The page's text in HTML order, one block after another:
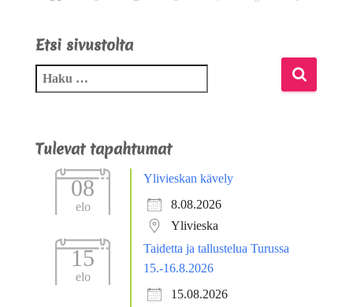
Etsi sivustolta
Tulevat tapahtumat
08
elo
Ylivieskan kävely
8.08.2026
Ylivieska
15
elo
Taidetta ja tallustelua Turussa
15.-16.8.2026
15.08.2026